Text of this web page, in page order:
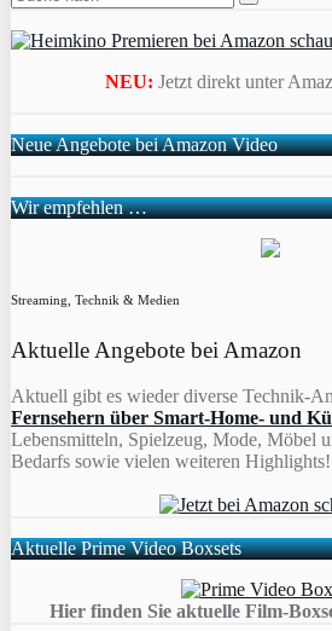
NEU: Jetzt direkt unter
Neue Angebote bei Amazon Video
Wir empfehlen …
Streaming, Technik & Medien
Aktuelle Angebote bei Amazon
Aktuell gibt es wieder diverse Technik-
Fernsehern über Smart-Home- und
Lebensmitteln, Spielzeug, Mode, Möbel
Bedarfs sowie vielen weiteren Highlights!
Aktuelle Prime Video Boxsets
Hier finden Sie aktuelle Film-